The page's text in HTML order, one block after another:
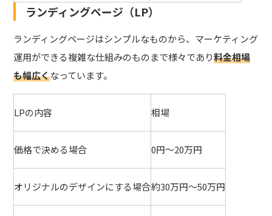
ランディングページ（LP）
ランディングページはシンプルなものから、マーケティング
運用ができる複雑な仕組みのものまで様々であり料金相場
も幅広くなっています。
LPの内容 相場
価格で決める場合 0円～20万円
オリジナルのデザインにする場合約30万円～50万円